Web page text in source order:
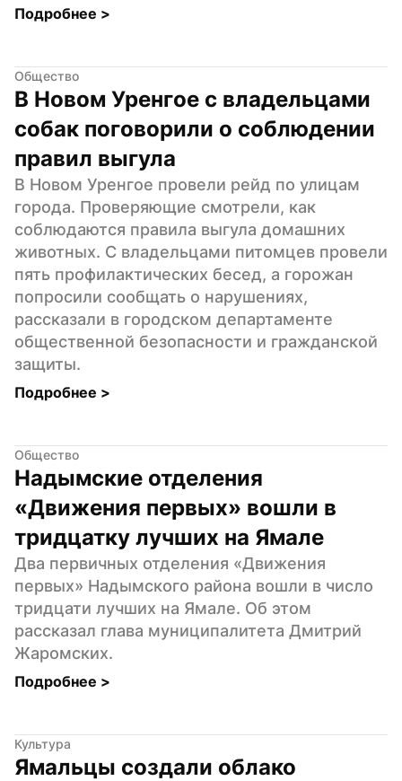
Подробнее >
Общество
В Новом Уренгое с владельцами
собак поговорили о соблюдении
правил выгула
В Новом Уренгое провели рейд по улицам
города. Проверяющие смотрели, как
соблюдаются правила выгула домашних
животных. С владельцами питомцев провели
пять профилактических бесед, а горожан
попросили сообщать о нарушениях,
рассказали в городском департаменте
общественной безопасности и гражданской
защиты.
Подробнее >
Общество
Надымские отделения
«Движения первых» вошли в
тридцатку лучших на Ямале
Два первичных отделения «Движения
первых» Надымского района вошли в число
тридцати лучших на Ямале. Об этом
рассказал глава муниципалитета Дмитрий
Жаромских.
Подробнее >
Культура
Ямальцы создали облако